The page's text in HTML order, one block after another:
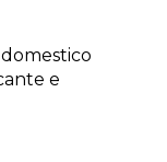
e